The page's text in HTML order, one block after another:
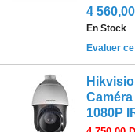
4
En Stock
Evaluer
1080P